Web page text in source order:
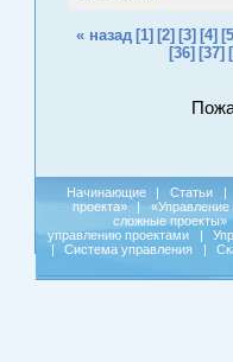
« назад [1] [2] [3] [4]
[36] [37]
Начинающие | Статьи |
проекта»
|
сложные проекты»
управлению проектами
|
|
Система управления |